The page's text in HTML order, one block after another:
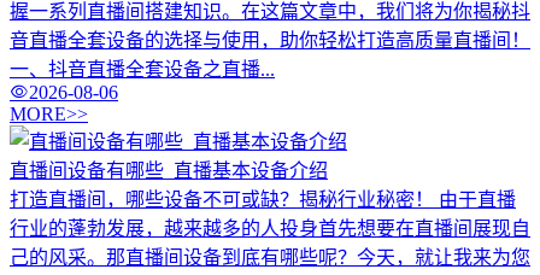
握一系列直播间搭建知识。在这篇文章中，我们将为你揭秘抖
音直播全套设备的选择与使用，助你轻松打造高质量直播间！
一、抖音直播全套设备之直播...
2026-08-06
MORE>>
直播间设备有哪些_直播基本设备介绍
打造直播间，哪些设备不可或缺？揭秘行业秘密！ 由于直播
行业的蓬勃发展，越来越多的人投身首先想要在直播间展现自
己的风采。那直播间设备到底有哪些呢？今天，就让我来为您